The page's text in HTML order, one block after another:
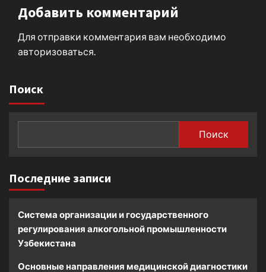
Добавить комментарий
Для отправки комментария вам необходимо
авторизоваться
Поиск
Поиск
Последние записи
Система организации и государственного
регулирования алкогольной промышленности
Узбекистана
Основные направления медицинской диагностики